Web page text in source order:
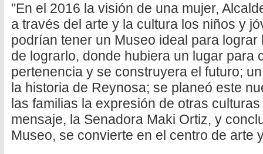
"En el 2016 la visión de una mujer,
a través del arte y la cultura los niños y
podrían tener un Museo ideal para
de lograrlo, donde hubiera un lugar para
pertenencia y se construyera el futuro;
la historia de Reynosa; se planeó este
las familias la expresión de otras
mensaje, la Senadora Maki Ortiz, y
Museo, se convierte en el centro de arte